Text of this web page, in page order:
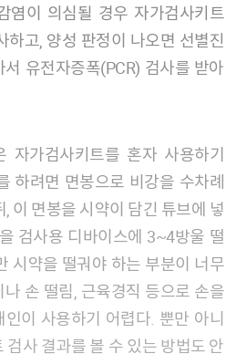
염이 의심될 경우 자가검사키트
하고, 양성 판정이 나오면 선별진
유전자증폭(​PCR​) 검사를 받아
하려면 면봉으로 비강을 수차례
이 면봉을 시약이 담긴 튜브에 넣
검사용 디바이스에 3~4방울 떨
시약을 떨궈야 하는 부분이 너무
손 떨림, 근육경직 등으로 손을
이 사용하기 어렵다. 뿐만 아니
검사 결과를 볼 수 있는 방법도 안